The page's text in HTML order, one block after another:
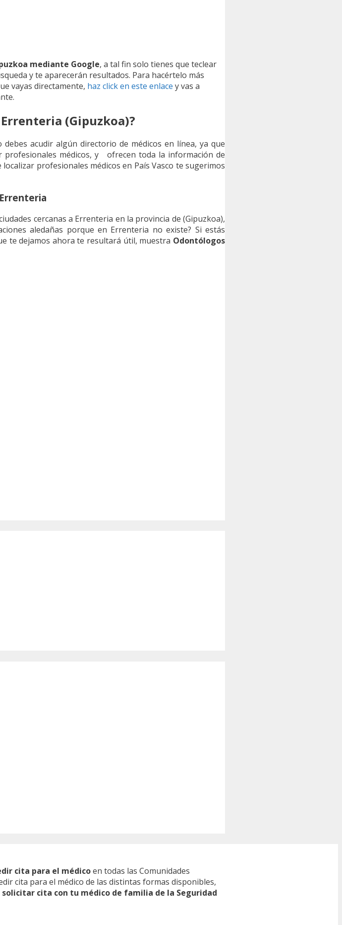
mediante Google, a tal fin solo tienes que teclear
y te aparecerán resultados. Para hacértelo más
vayas directamente, haz click en este enlace y vas a
(Gipuzkoa)?
acudir algún directorio de médicos en línea, ya que
profesionales médicos, y ofrecen toda la información de
profesionales médicos en País Vasco te sugerimos
cercanas a Errenteria en la provincia de (Gipuzkoa),
aledañas porque en Errenteria no existe? Si estás
te dejamos ahora te resultará útil, muestra Odontólogos
cita para el médicoen todas las Comunidades
cita para el médico de las distintas formas disponibles,
solicitar cita con tu médico de familia de la Seguridad